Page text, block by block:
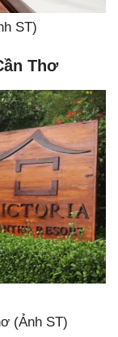
ST)
Thơ
(Ảnh ST)